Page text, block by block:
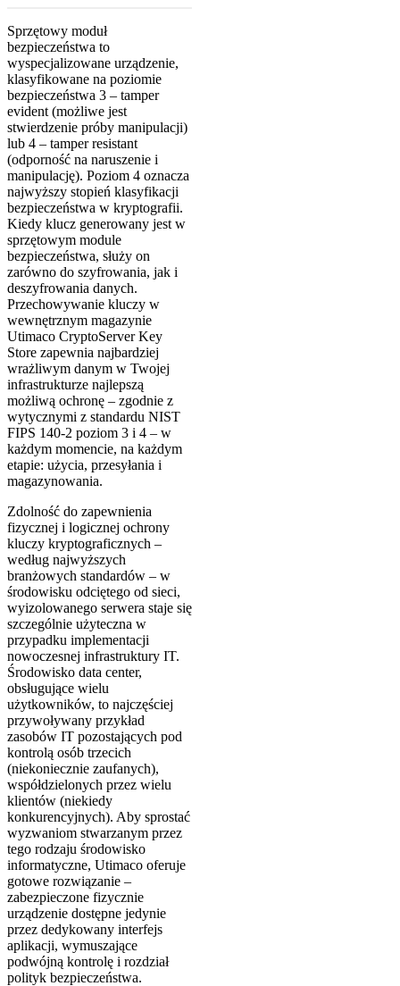
Sprzętowy moduł
bezpieczeństwa to
wyspecjalizowane urządzenie,
klasyfikowane na poziomie
bezpieczeństwa 3 – tamper
evident (możliwe jest
stwierdzenie próby manipulacji)
lub 4 – tamper resistant
(odporność na naruszenie i
manipulację). Poziom 4 oznacza
najwyższy stopień klasyfikacji
bezpieczeństwa w kryptografii.
Kiedy klucz generowany jest w
sprzętowym module
bezpieczeństwa, służy on
zarówno do szyfrowania, jak i
deszyfrowania danych.
Przechowywanie kluczy w
wewnętrznym magazynie
Utimaco CryptoServer Key
Store zapewnia najbardziej
wrażliwym danym w Twojej
infrastrukturze najlepszą
możliwą ochronę – zgodnie z
wytycznymi z standardu NIST
FIPS 140-2 poziom 3 i 4 – w
każdym momencie, na każdym
etapie: użycia, przesyłania i
magazynowania.
Zdolność do zapewnienia
fizycznej i logicznej ochrony
kluczy kryptograficznych –
według najwyższych
branżowych standardów – w
środowisku odciętego od sieci,
wyizolowanego serwera staje się
szczególnie użyteczna w
przypadku implementacji
nowoczesnej infrastruktury IT.
Środowisko data center,
obsługujące wielu
użytkowników, to najczęściej
przywoływany przykład
zasobów IT pozostających pod
kontrolą osób trzecich
(niekoniecznie zaufanych),
współdzielonych przez wielu
klientów (niekiedy
konkurencyjnych). Aby sprostać
wyzwaniom stwarzanym przez
tego rodzaju środowisko
informatyczne, Utimaco oferuje
gotowe rozwiązanie –
zabezpieczone fizycznie
urządzenie dostępne jedynie
przez dedykowany interfejs
aplikacji, wymuszające
podwójną kontrolę i rozdział
polityk bezpieczeństwa.